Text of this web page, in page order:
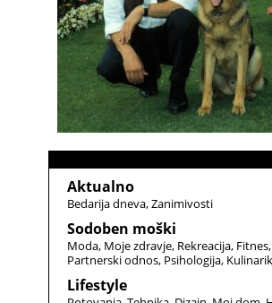
Aktualno
Bedarija dneva Zanimivosti
Sodoben moški
Moda Moje zdravje Rekreacija Fitnes
Partnerski odnos Psihologija
Lifestyle